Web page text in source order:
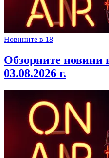
Новините в 18
Обзорните новини
03.08.2026 г.